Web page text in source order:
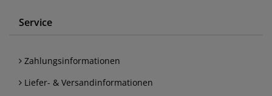
Service
Zahlungsinformationen
Liefer- & Versandinformationen